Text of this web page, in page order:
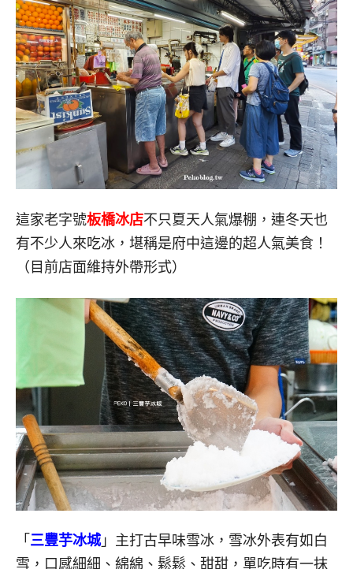
這家老字號板橋冰店不只夏天人氣爆棚，連冬天也
有不少人來吃冰，堪稱是府中這邊的超人氣美食！
（目前店面維持外帶形式）
「 三豐芋冰城」主打古早味雪冰，雪冰外表有如白
雪，口感細細、綿綿、鬆鬆、甜甜，單吃時有一抹